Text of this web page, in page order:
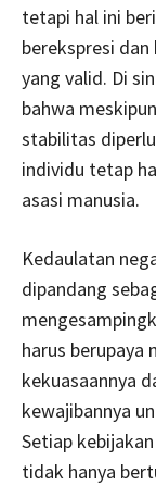
tetapi hal ini
berekspresi
yang valid. Di
bahwa
stabilitas
individu tetap
asasi manusia.
Kedaulatan
dipandang
harus berupaya
kekuasaannya
kewajibannya
Setiap
tidak hanya